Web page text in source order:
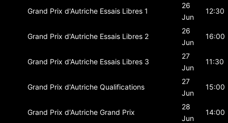
Grand Prix d'Autriche Essais Libres 1
26
Jun
12:30
Grand Prix d'Autriche Essais Libres 2
26
Jun
16:00
Grand Prix d'Autriche Essais Libres 3
27
Jun
11:30
Grand Prix d'Autriche Qualifications
27
Jun
15:00
Grand Prix d'Autriche Grand Prix
28
Jun
14:00